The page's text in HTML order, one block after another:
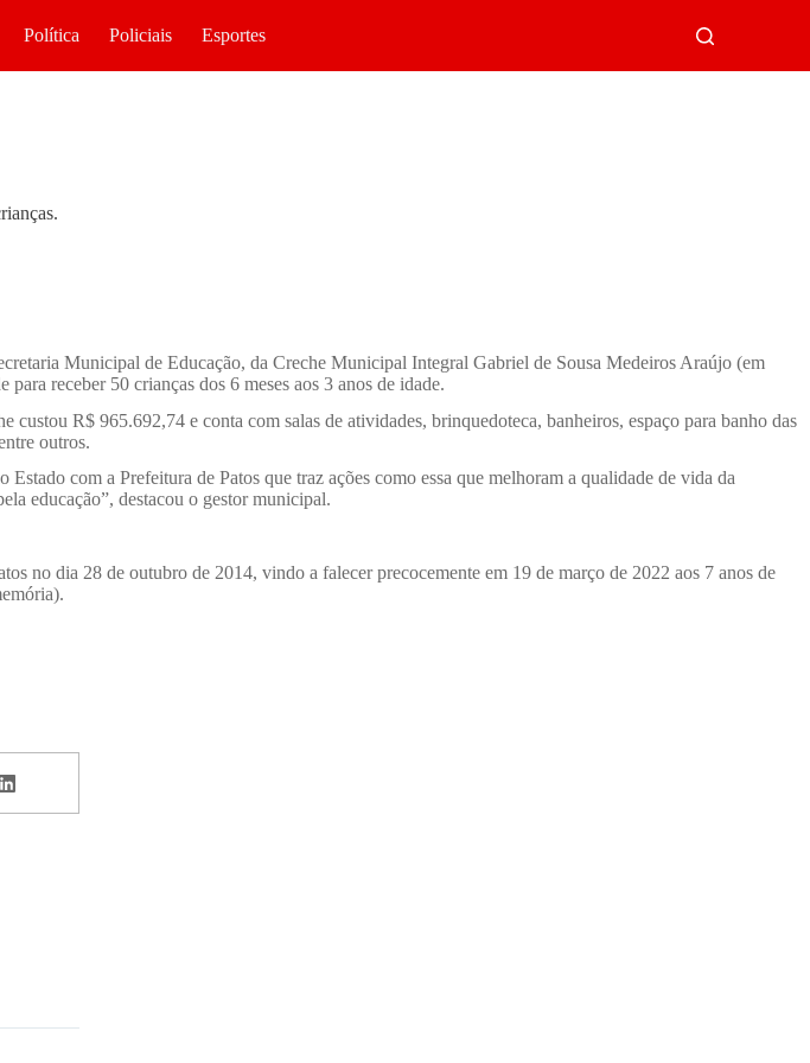
Política Policiais Esportes
Municipal de Educação, da Creche Municipal Integral Gabriel de Sousa Medeiros Araújo (em
receber 50 crianças dos 6 meses aos 3 anos de idade.
R$ 965.692,74 e conta com salas de atividades, brinquedoteca, banheiros, espaço para banho das
outros.
com a Prefeitura de Patos que traz ações como essa que melhoram a qualidade de vida da
educação”, destacou o gestor municipal.
no dia 28 de outubro de 2014, vindo a falecer precocemente em 19 de março de 2022 aos 7 anos de